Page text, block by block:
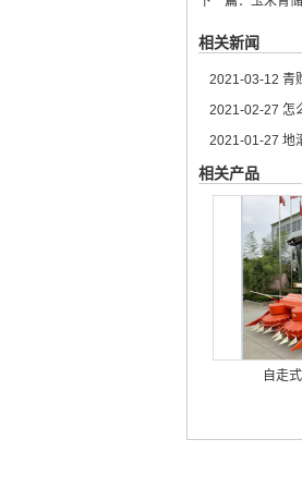
相关新闻
2021-03-12 青
2021-02-27 怎
2021-01-27 地
相关产品
自走